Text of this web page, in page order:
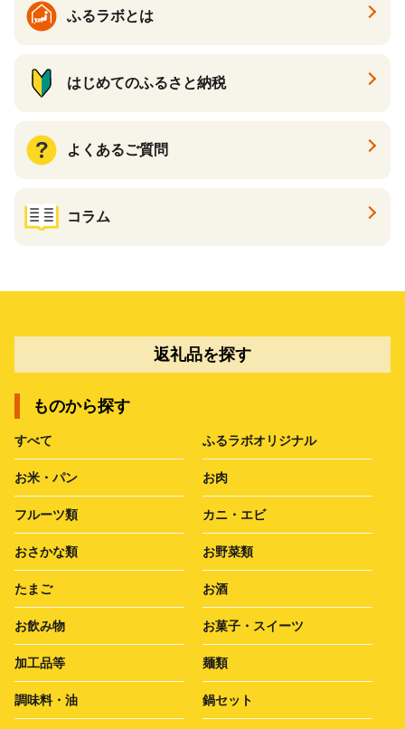
ふるラボとは
はじめてのふるさと納税
よくあるご質問
コラム
返礼品を探す
ものから探す
すべて ふるラボオリジナル
お米・パン お肉
フルーツ類 カニ・エビ
おさかな類 お野菜類
たまご お酒
お飲み物 お菓子・スイーツ
加工品等 麺類
調味料・油 鍋セット